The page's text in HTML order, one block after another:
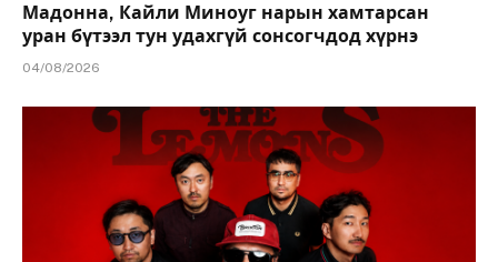
Мадонна, Кайли Миноуг нарын хамтарсан
уран бүтээл тун удахгүй сонсогчдод хүрнэ
04/08/2026